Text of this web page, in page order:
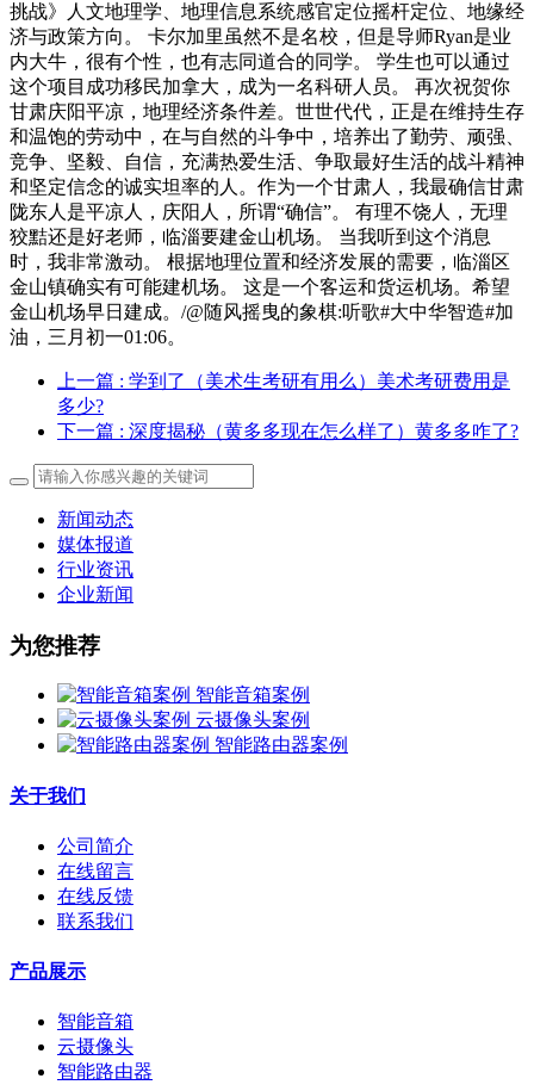
挑战》人文地理学、地理信息系统感官定位摇杆定位、地缘经
济与政策方向。 卡尔加里虽然不是名校，但是导师Ryan是业
内大牛，很有个性，也有志同道合的同学。 学生也可以通过
这个项目成功移民加拿大，成为一名科研人员。 再次祝贺你
甘肃庆阳平凉，地理经济条件差。世世代代，正是在维持生存
和温饱的劳动中，在与自然的斗争中，培养出了勤劳、顽强、
竞争、坚毅、自信，充满热爱生活、争取最好生活的战斗精神
和坚定信念的诚实坦率的人。作为一个甘肃人，我最确信甘肃
陇东人是平凉人，庆阳人，所谓“确信”。 有理不饶人，无理
狡黠还是好老师，临淄要建金山机场。 当我听到这个消息
时，我非常激动。 根据地理位置和经济发展的需要，临淄区
金山镇确实有可能建机场。 这是一个客运和货运机场。希望
金山机场早日建成。/@随风摇曳的象棋:听歌#大中华智造#加
油，三月初一01:06。
上一篇 : 学到了（美术生考研有用么）美术考研费用是
多少?
下一篇 : 深度揭秘（黄多多现在怎么样了）黄多多咋了?
新闻动态
媒体报道
行业资讯
企业新闻
为您推荐
智能音箱案例
云摄像头案例
智能路由器案例
关于我们
公司简介
在线留言
在线反馈
联系我们
产品展示
智能音箱
云摄像头
智能路由器